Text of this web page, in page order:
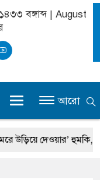
বঙ্গাব্দ | August
আরো
দেওয়ার’ হুমকি,